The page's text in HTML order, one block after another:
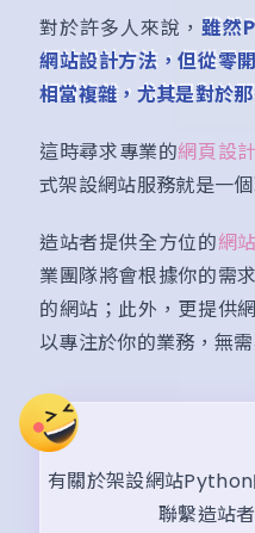
對於許多人來說，雖然
網站設計方法，但從零
相當複雜，尤其是對於
這時尋求專業的網頁設
式架設網站服務就是一個
造站者提供全方位的網
業團隊將會根據你的需
的網站；此外，更提供
以專注於你的業務，無
有關於架設網站
聯繫造站